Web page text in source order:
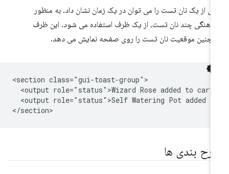
از یک نان تست را می توان در یک زمان نشان داد. به منظور
چند نان تست، از یک ظرف استفاده می شود. این ظرف
موقعیت نان تست را روی صفحه نمایش می دهد.
<section class="gui-toast-group">
<output role="status">Wizard Rose added to
<output role="status">Self Watering Pot added
بندی ها